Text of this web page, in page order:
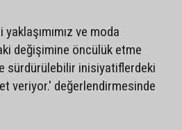
ve moda
değişimine öncülük etme
sürdürülebilir inisiyatiflerdeki
veriyor.' değerlendirmesinde